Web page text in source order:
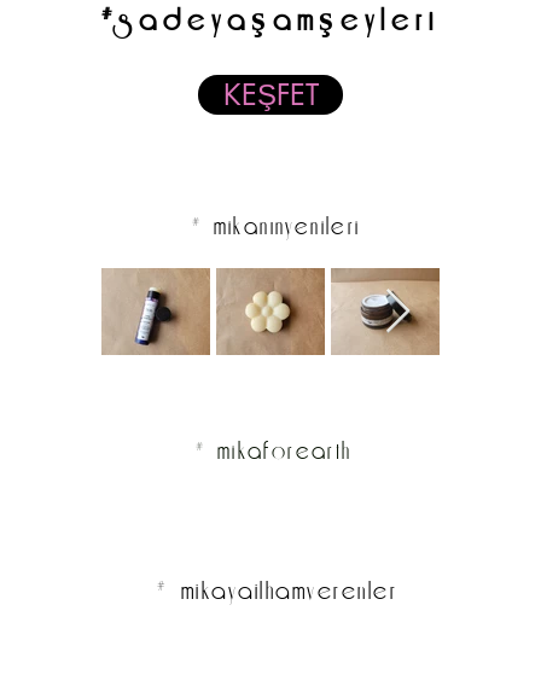
#sadeyaşamşeyleri
KEŞFET
# mikanınyenileri
# mikaforearth
# mikayailhamverenler